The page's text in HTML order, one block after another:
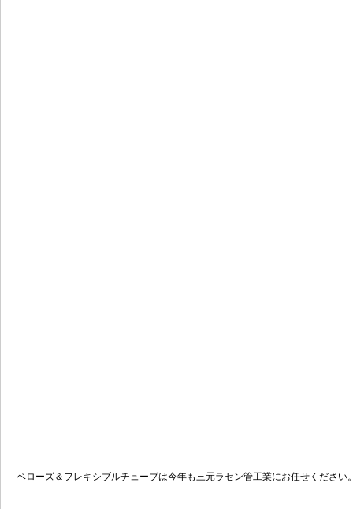
ベローズ＆フレキシブルチューブは今年も三元ラセン管工業にお任せください